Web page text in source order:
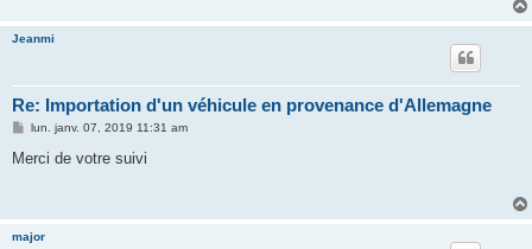
Jeanmi
Re: Importation d'un véhicule en provenance d'Allemagne
M
s
lun. janv. 07, 2019 11:31 am
Merci de votre suivi
major